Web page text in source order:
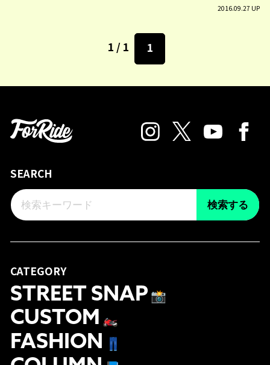
2016.09.27 UP
1 / 1 1
SEARCH
検索する
CATEGORY
STREET SNAP 📸
CUSTOM 🏍
FASHION 👖